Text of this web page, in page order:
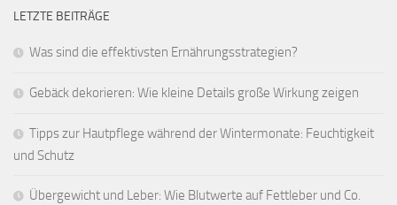
LETZTE BEITRÄGE
Was sind die effektivsten Ernährungsstrategien?
Gebäck dekorieren: Wie kleine Details große Wirkung zeigen
Tipps zur Hautpflege während der Wintermonate: Feuchtigkeit
und Schutz
Übergewicht und Leber: Wie Blutwerte auf Fettleber und Co.